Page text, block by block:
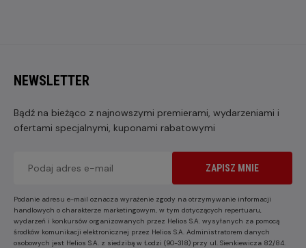
NEWSLETTER
Bądź na bieżąco z najnowszymi premierami, wydarzeniami i
ofertami specjalnymi, kuponami rabatowymi
ZAPISZ MNIE
Podanie adresu e-mail oznacza wyrażenie zgody na otrzymywanie informacji
handlowych o charakterze marketingowym, w tym dotyczących repertuaru,
wydarzeń i konkursów organizowanych przez Helios S.A. wysyłanych za pomocą
środków komunikacji elektronicznej przez Helios S.A. Administratorem danych
osobowych jest Helios S.A. z siedzibą w Łodzi (90-318) przy ul. Sienkiewicza 82/84.